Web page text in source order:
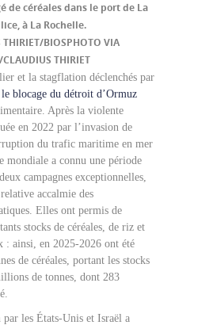
de céréales dans le port de La
à La Rochelle.
THIRIET/BIOSPHOTO VIA
THIRIET
et la stagflation déclenchés par
blocage du détroit d’Ormuz
Après la violente
en 2022 par l’invasion de
du trafic maritime en mer
mondiale a connu une période
campagnes exceptionnelles,
accalmie des
Elles ont permis de
stocks de céréales, de riz et
: ainsi, en 2025-2026 ont été
de céréales, portant les stocks
de tonnes, dont 283
par les États-Unis et Israël a